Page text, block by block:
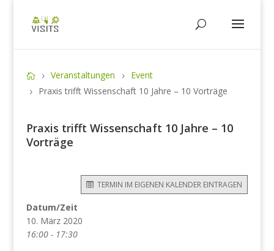
Veranstaltungen
Event
Praxis trifft Wissenschaft 10 Jahre – 10 Vorträge
Praxis trifft Wissenschaft 10 Jahre – 10
Vorträge
TERMIN IM EIGENEN KALENDER EINTRAGEN
Datum/Zeit
10. März 2020
16:00 - 17:30